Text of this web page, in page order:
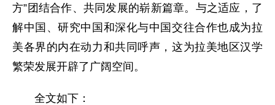
方”团结合作、共同发展的崭新篇章。与之适应，了
解中国、研究中国和深化与中国交往合作也成为拉
美各界的内在动力和共同呼声，这为拉美地区汉学
繁荣发展开辟了广阔空间。
全文如下：